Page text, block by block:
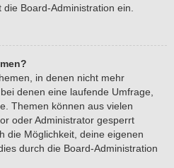
Board-Administration ein.
in denen nicht mehr
denen eine laufende Umfrage,
Themen können aus vielen
oder Administrator gesperrt
die Möglichkeit, deine eigenen
durch die Board-Administration